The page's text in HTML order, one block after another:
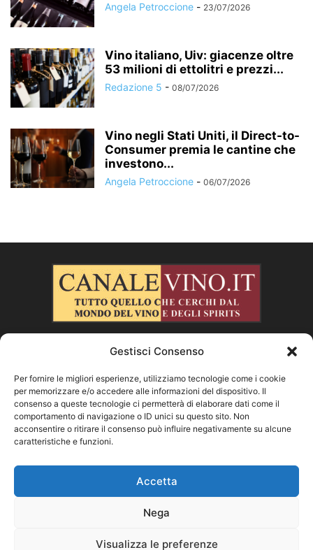
Angela Petroccione - 23/07/2026
Vino italiano, Uiv: giacenze oltre
53 milioni di ettolitri e prezzi...
Redazione 5 - 08/07/2026
Vino negli Stati Uniti, il Direct-to-
Consumer premia le cantine che
investono...
Angela Petroccione - 06/07/2026
CHI SIAMO
SEGUICI
Facebook
Vimeo
©
Gestisci Consenso
Per fornire le migliori esperienze, utilizziamo tecnologie come i cookie
per memorizzare e/o accedere alle informazioni del dispositivo. Il
consenso a queste tecnologie ci permetterà di elaborare dati come il
comportamento di navigazione o ID unici su questo sito. Non
acconsentire o ritirare il consenso può influire negativamente su alcune
caratteristiche e funzioni.
Accetta
Nega
Visualizza le preferenze